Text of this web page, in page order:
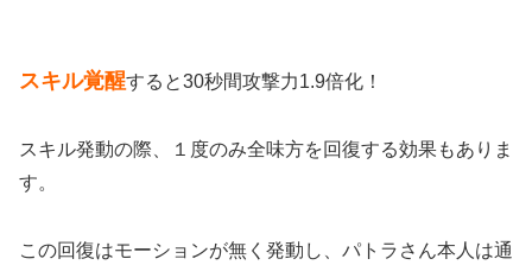
スキル覚醒すると30秒間攻撃力1.9倍化！
スキル発動の際、１度のみ全味方を回復する効果もありま
す。
この回復はモーションが無く発動し、パトラさん本人は通